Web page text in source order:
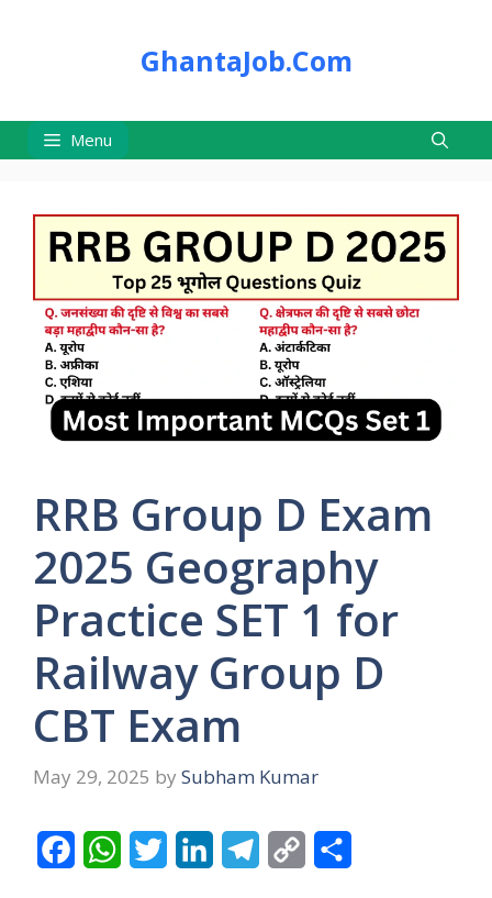
GhantaJob.Com
Menu
RRB Group D Exam
2025 Geography
Practice SET 1 for
Railway Group D
CBT Exam
May 29, 2025 by Subham Kumar
W